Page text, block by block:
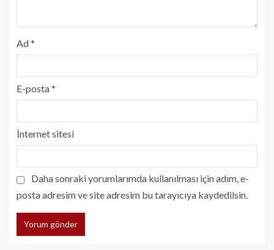
Ad*
E-posta*
İnternet sitesi
Daha sonraki yorumlarımda kullanılması için adım, e-
posta adresim ve site adresim bu tarayıcıya kaydedilsin.